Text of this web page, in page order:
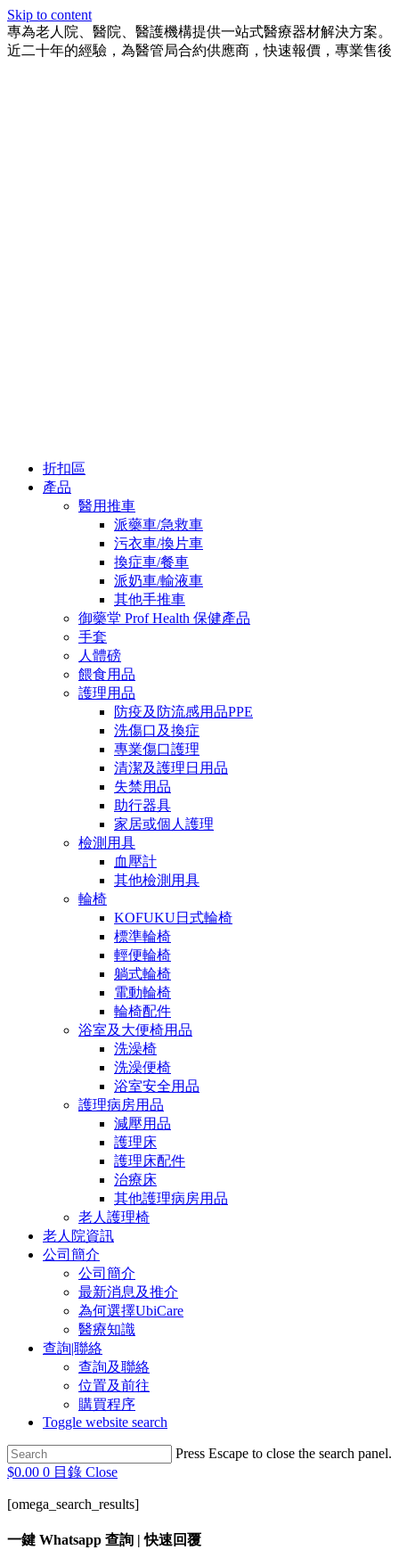
Skip to content
專為老人院、醫院、醫護機構提供一站式醫療器材解決方案。
近二十年的經驗，為醫管局合約供應商，快速報價，專業售後
折扣區
產品
醫用推車
派藥車/急救車
污衣車/換片車
換症車/餐車
派奶車/輸液車
其他手推車
御藥堂 Prof Health 保健產品
手套
人體磅
餵食用品
護理用品
防疫及防流感用品PPE
洗傷口及換症
專業傷口護理
清潔及護理日用品
失禁用品
助行器具
家居或個人護理
檢測用具
血壓計
其他檢測用具
輪椅
KOFUKU日式輪椅
標準輪椅
輕便輪椅
躺式輪椅
電動輪椅
輪椅配件
浴室及大便椅用品
洗澡椅
洗澡便椅
浴室安全用品
護理病房用品
減壓用品
護理床
護理床配件
治療床
其他護理病房用品
老人護理椅
老人院資訊
公司簡介
公司簡介
最新消息及推介
為何選擇UbiCare
醫療知識
查詢|聯絡
查詢及聯絡
位置及前往
購買程序
Toggle website search
Press Escape to close the search panel.
$0.00 0 目錄 Close
[omega_search_results]
一鍵 Whatsapp 查詢 | 快速回覆